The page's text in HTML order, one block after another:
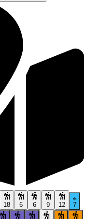
18 6 6 9 12 7